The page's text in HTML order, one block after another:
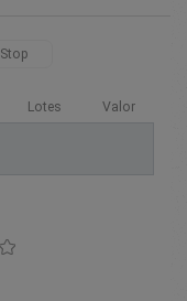
Stop
Lotes Valor